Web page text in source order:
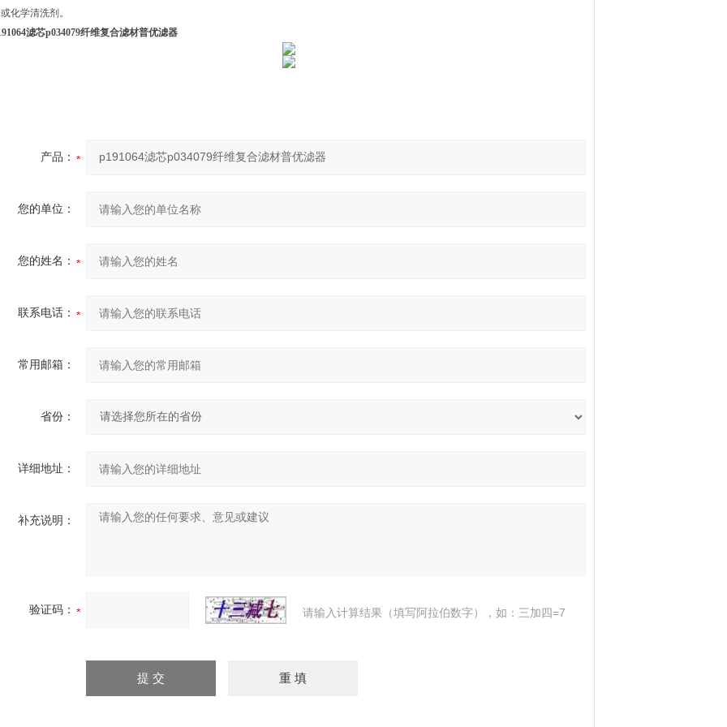
化学清洗剂。
滤芯p034079纤维复合滤材普优滤器
产品：
您的单位：
您的姓名：
联系电话：
常用邮箱：
省份：
详细地址：
补充说明：
验证码： 请输入计算结果（填写阿拉伯数字），如：三加四=7